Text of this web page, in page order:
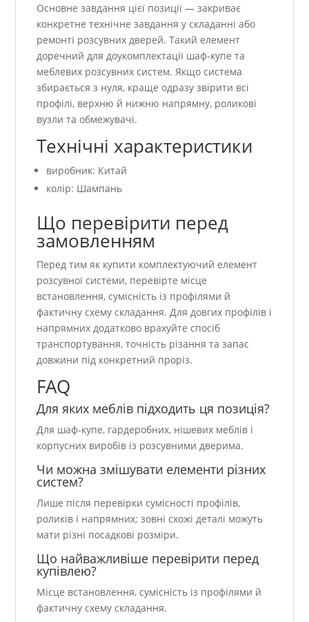
Основне завдання цієї позиції — закриває
конкретне технічне завдання у складанні або
ремонті розсувних дверей. Такий елемент
доречний для доукомплектації шаф-купе та
меблевих розсувних систем. Якщо система
збирається з нуля, краще одразу звірити всі
профілі, верхню й нижню напрямну, роликові
вузли та обмежувачі.
Технічні характеристики
виробник: Китай
колір: Шампань
Що перевірити перед
замовленням
Перед тим як купити комплектуючий елемент
розсувної системи, перевірте місце
встановлення, сумісність із профілями й
фактичну схему складання. Для довгих профілів і
напрямних додатково врахуйте спосіб
транспортування, точність різання та запас
довжини під конкретний проріз.
FAQ
Для яких меблів підходить ця позиція?
Для шаф-купе, гардеробних, нішевих меблів і
корпусних виробів із розсувними дверима.
Чи можна змішувати елементи різних
систем?
Лише після перевірки сумісності профілів,
роликів і напрямних; зовні схожі деталі можуть
мати різні посадкові розміри.
Що найважливіше перевірити перед
купівлею?
Місце встановлення, сумісність із профілями й
фактичну схему складання.